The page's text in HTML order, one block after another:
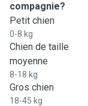
compagnie?
Petit chien
0-8 kg
Chien de taille
moyenne
8-18 kg
Gros chien
18-45 kg